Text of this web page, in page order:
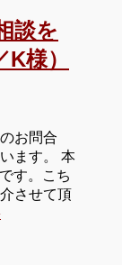
談を
様）
お問合
ます。 本
す。こち
させて頂